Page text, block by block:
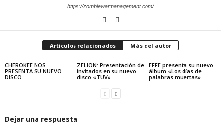
https://zombiewarmanagement.com/
Artículos relacionados Más del autor
CHEROKEE NOS
PRESENTA SU NUEVO
DISCO
ZELION: Presentación de
invitados en su nuevo
disco «TUV»
EFFE presenta su nuevo
álbum «Los días de
palabras muertas»
Dejar una respuesta